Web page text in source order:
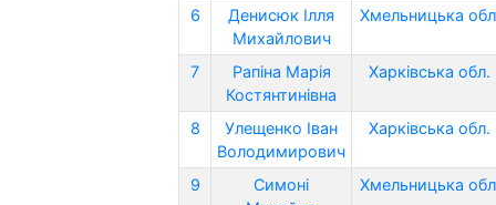
6
Денисюк Ілля
Михайлович
Хмельницька
7
Рапіна Марія
Костянтинівна
Харківська обл.
8
Улещенко Іван
Володимирович
Харківська обл.
9
Симоні
Хмельницька